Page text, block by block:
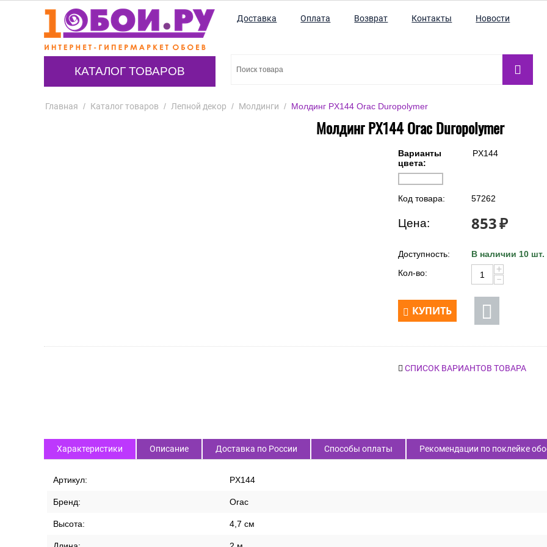
КАТАЛОГ ТОВАРОВ
Доставка Оплата Возврат Контакты Новости
Главная / Каталог товаров / Лепной декор / Молдинги / Молдинг PX144 Orac Duropolymer
Молдинг PX144 Orac Duropolymer
Варианты
цвета:
PX144
Код товара: 57262
Цена: 853₽
В наличии 10 шт.
Кол-во:
КУПИТЬ
Характеристики Описание Доставка по России Способы оплаты Рекомендации по поклейке
Артикул: PX144
Бренд: Orac
Высота: 4,7 см